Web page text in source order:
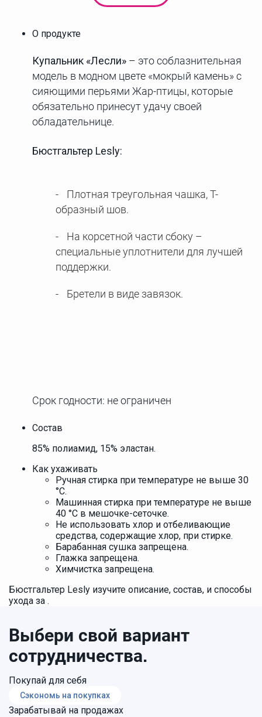
О продукте
Купальник «Лесли» – это соблазнительная
модель в модном цвете «мокрый камень» с
сияющими перьями Жар-птицы, которые
обязательно принесут удачу своей
обладательнице.
Бюстгальтер Lesly:
Плотная треугольная чашка, T-
образный шов.
На корсетной части сбоку –
специальные уплотнители для лучшей
поддержки.
Бретели в виде завязок.
Срок годности: не ограничен
Состав
85% полиамид, 15% эластан.
Как ухаживать
Ручная стирка при температуре не выше 30
°С.
Машинная стирка при температуре не выше
40 °С в мешочке-сеточке.
Не использовать хлор и отбеливающие
средства, содержащие хлор, при стирке.
Барабанная сушка запрещена.
Глажка запрещена.
Химчистка запрещена.
Бюстгальтер Lesly изучите описание, состав, и способы
ухода за .
Выбери свой вариант
сотрудничества.
Покупай для себя
Сэкономь на покупках
Зарабатывай на продажах